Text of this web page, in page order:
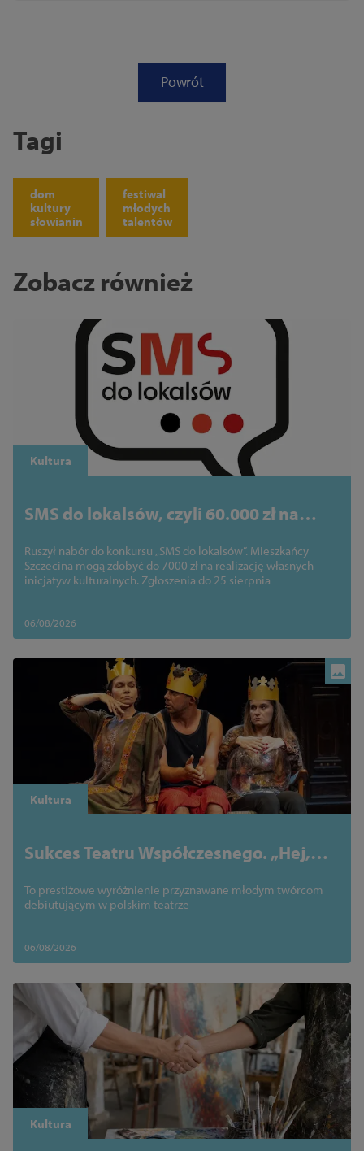
Powrót
Tagi
dom
kultury
słowianin
festiwal
młodych
talentów
Zobacz również
Kultura
SMS do lokalsów, czyli 60.000 zł na
Ruszył nabór do konkursu „SMS do lokalsów”. Mieszkańcy
Szczecina mogą zdobyć do 7000 zł na realizację własnych
inicjatyw kulturalnych. Zgłoszenia do 25 sierpnia
06/08/2026
Kultura
Sukces Teatru Współczesnego. „Hej,
Międzynarodowym Festiwalu
Szekspirowskim
To prestiżowe wyróżnienie przyznawane młodym twórcom
debiutującym w polskim teatrze
06/08/2026
Kultura